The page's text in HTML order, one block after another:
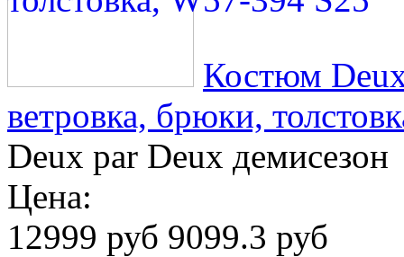
Костюм
ветровка, брюки,
Deux par Deux демисезон
Цена:
12999 руб 9099.3 руб